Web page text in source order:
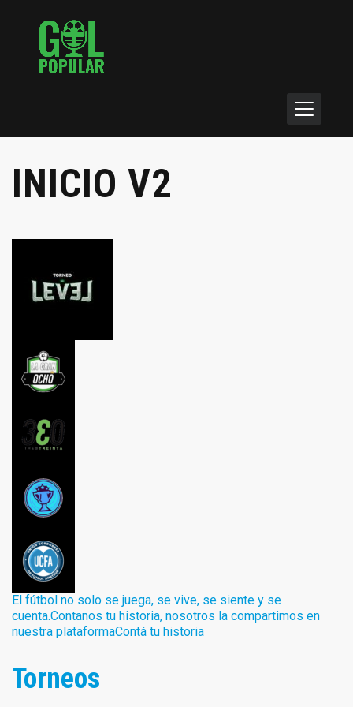
INICIO V2
El fútbol no solo se juega, se vive, se siente y se
cuenta.Contanos tu historia, nosotros la compartimos en
nuestra plataformaContá tu historia
Torneos